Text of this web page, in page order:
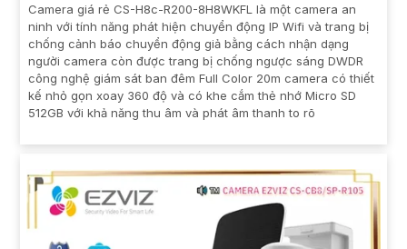
Camera giá rẻ CS-H8c-R200-8H8WKFL là một camera an
ninh với tính năng phát hiện chuyển động IP Wifi và trang bị
chống cảnh báo chuyển động giả bằng cách nhận dạng
người camera còn được trang bị chống ngược sáng DWDR
công nghệ giám sát ban đêm Full Color 20m camera có thiết
kế nhỏ gọn xoay 360 độ và có khe cắm thẻ nhớ Micro SD
512GB với khả năng thu âm và phát âm thanh to rõ